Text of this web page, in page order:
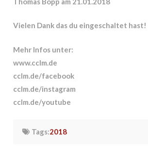
Vielen Dank das du eingeschaltet hast!
Mehr Infos unter:
www.cclm.de
cclm.de/facebook
cclm.de/instagram
cclm.de/youtube
Tags:2018